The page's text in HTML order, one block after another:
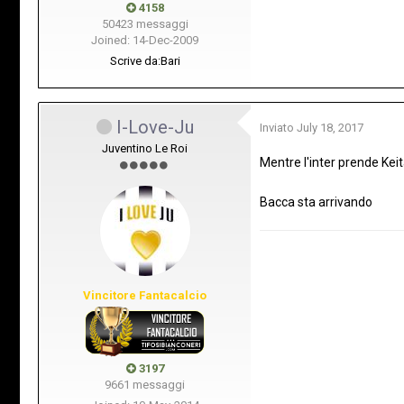
4158
50423 messaggi
Joined: 14-Dec-2009
Scrive da:Bari
I-Love-Ju
Juventino Le Roi
Vincitore Fantacalcio
3197
9661 messaggi
Inviato July 18, 2017
Mentre l'inter prende
Bacca sta arrivando